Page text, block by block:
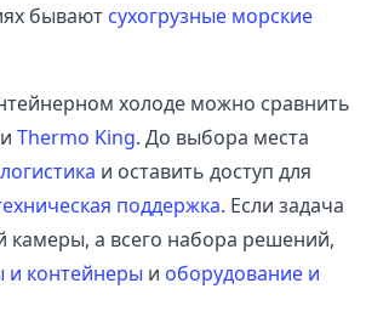
бывают сухогрузные морские
холоде можно сравнить
и Thermo King. До выбора места
логистика и оставить доступ для
поддержка. Если задача
камеры, а всего набора решений,
и контейнеры и оборудование и